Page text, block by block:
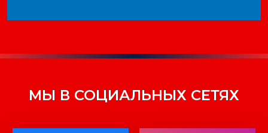
МЫ В СОЦИАЛЬНЫХ СЕТЯХ